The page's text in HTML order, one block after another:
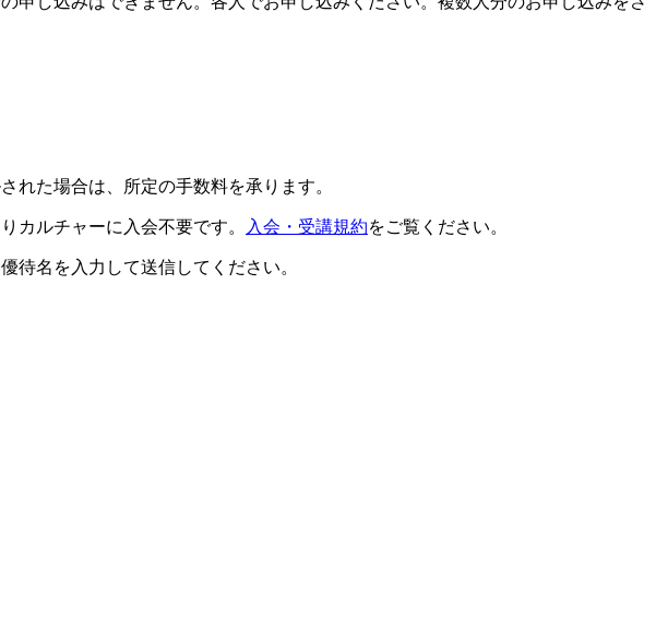
た場合は、所定の手数料を承ります。
カルチャーに入会不要です。 入会・受講規約をご覧ください。
待名を入力して送信してください。